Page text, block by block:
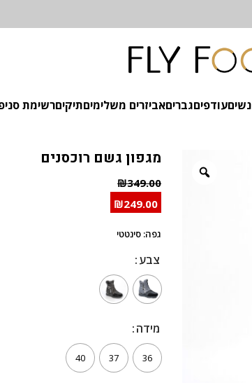
נשיםעודפיםגבריםאביזרים משלימיםתיקיםרשימת
מגפון גשם רוכסנים
₪349.00
₪249.00
גפה: סינטטי
צבע
צבע
מידה
מידה
36
37
40